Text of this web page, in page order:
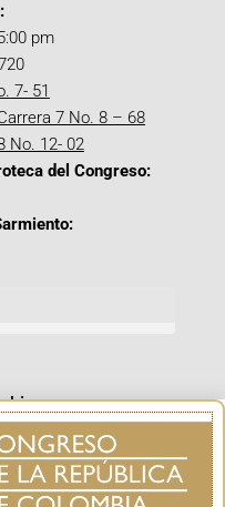
pm
7- 51
7 No. 8 – 68
No. 12- 02
del Congreso: